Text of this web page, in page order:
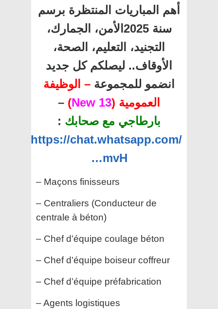
أهم المباريات المنتظرة برسم
سنة 2025الأمن، الجمارك،
التجنيد، التعليم، الصحة،
الأوقاف.. ليصلكم كل جديد
انضمو للمجموعة – الوظيفة
العمومية (13 New
)
–
بارطاجي مع صحابك :
https://chat.whatsapp.com/
…mvH
– Maçons finisseurs
– Centraliers (Conducteur de
centrale à béton)
– Chef d’équipe coulage béton
– Chef d’équipe boiseur coffreur
– Chef d’équipe préfabrication
– Agents logistiques